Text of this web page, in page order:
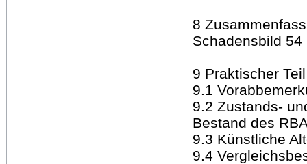
8
Schadensbild 54
9 Praktischer
9.1
9.2 Zustands-
Bestand des
9.3 Künstliche
9.4